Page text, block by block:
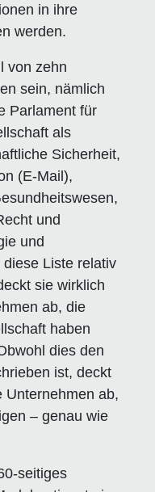
in ihre
werden.
von zehn
sein, nämlich
Parlament für
als
Sicherheit,
(E-Mail),
und
und
diese Liste relativ
sie wirklich
ab, die
haben
dies den
ist, deckt
Unternehmen ab,
– genau wie
seitiges